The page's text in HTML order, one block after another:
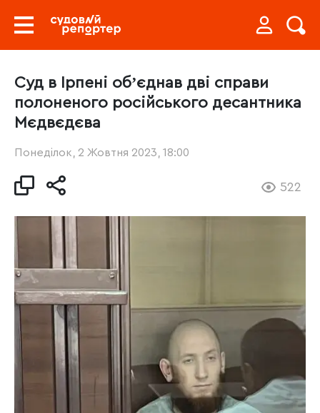
Суд в Ірпені обʼєднав дві справи
полоненого російського десантника
Мєдвєдєва
Понеділок, 2 Жовтня 2023, 18:00
522